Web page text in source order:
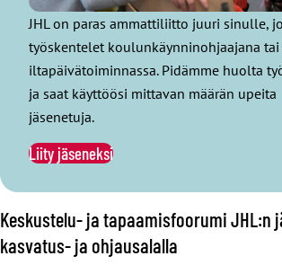
JHL on paras ammattiliitto juuri sinulle,
työskentelet koulunkäynninohjaajana tai
iltapäivätoiminnassa. Pidämme huolta
ja saat käyttöösi mittavan määrän upeita
jäsenetuja.
Liity jäseneksi
Keskustelu- ja tapaamisfoorumi JHL:n
kasvatus- ja ohjausalalla